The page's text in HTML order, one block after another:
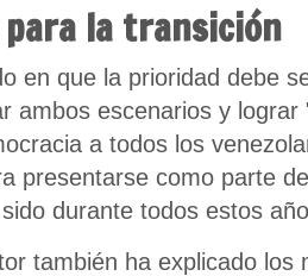
para la transición
en que la prioridad debe
ambos escenarios y
a todos los
presentarse como parte
durante todos estos
también ha explicado los